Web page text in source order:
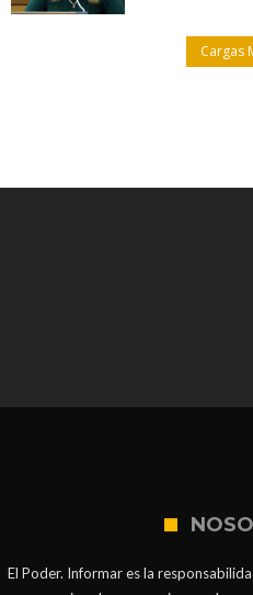
Cargas
El Poder. Informar es la